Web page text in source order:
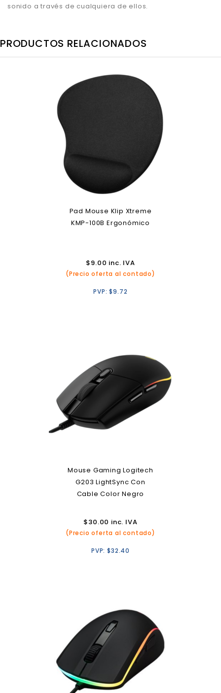
sonido a través de cualquiera de ellos.
PRODUCTOS RELACIONADOS
Pad Mouse Klip Xtreme
KMP-100B Ergonómico
$9.00 inc. IVA
(Precio oferta al contado)
PVP:$9.72
Mouse Gaming Logitech
G203 LightSync Con
Cable Color Negro
$30.00 inc. IVA
(Precio oferta al contado)
PVP:$32.40